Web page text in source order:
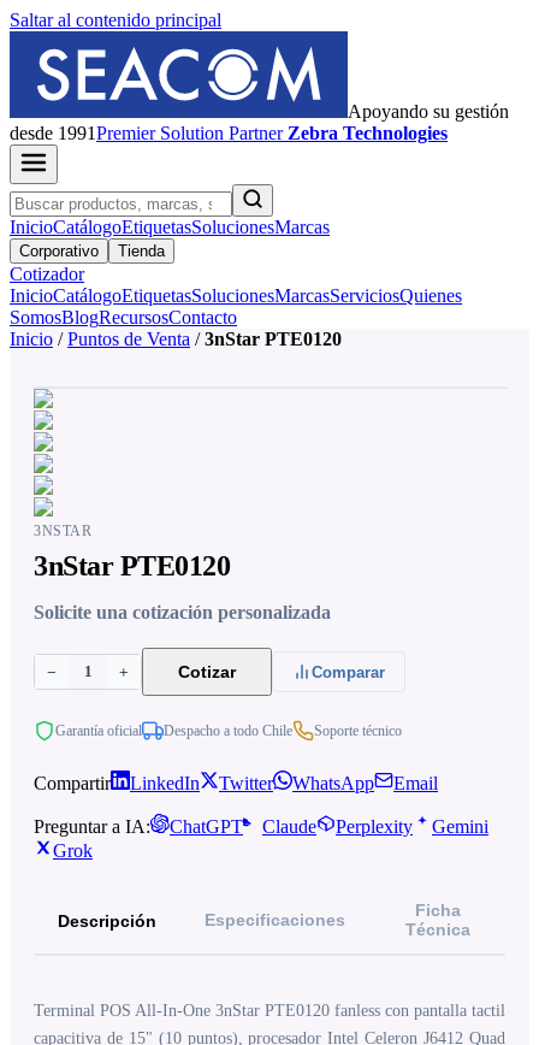
Saltar al contenido principal
Apoyando su gestión
desde 1991PremierSolution Partner Zebra Technologies
InicioCatálogoEtiquetasSolucionesMarcas
Corporativo Tienda
Cotizador
InicioCatálogoEtiquetasSolucionesMarcasServiciosQuienes
SomosBlogRecursosContacto
Inicio / Puntos de Venta / 3nStar PTE0120
3NSTAR
3nStar PTE0120
Solicite una cotización personalizada
− 1 + Cotizar Comparar
Garantía oficial Despacho a todo Chile Soporte técnico
Compartir LinkedIn Twitter WhatsApp Email
Preguntar a IA: ChatGPT Claude Perplexity
Gemini
Grok
Descripción Especificaciones
Ficha
Técnica
Terminal POS All-In-One 3nStar PTE0120 fanless con pantalla tactil
capacitiva de 15" (10 puntos), procesador Intel Celeron J6412 Quad